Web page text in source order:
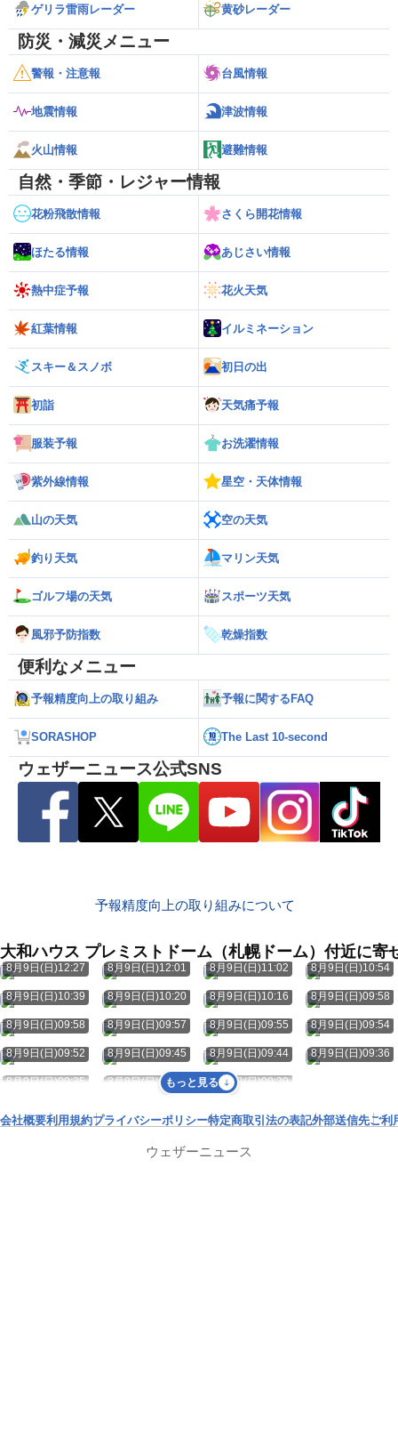
ゲリラ雷雨レーダー 黄砂レーダー
防災・減災メニュー
警報・注意報 台風情報
地震情報 津波情報
火山情報 避難情報
自然・季節・レジャー情報
花粉飛散情報 さくら開花情報
ほたる情報 あじさい情報
熱中症予報 花火天気
紅葉情報 イルミネーション
スキー＆スノボ 初日の出
初詣 天気痛予報
服装予報 お洗濯情報
紫外線情報 星空・天体情報
山の天気 空の天気
釣り天気 マリン天気
ゴルフ場の天気 スポーツ天気
風邪予防指数 乾燥指数
便利なメニュー
予報精度向上の取り組み 予報に関するFAQ
SORASHOP The Last 10-second
ウェザーニュース公式SNS
予報精度向上の取り組みについて
大和ハウス プレミストドーム（札幌ドーム）付近に寄
8月9日(日)12:27 8月9日(日)12:01 8月9日(日)11:02 8月9日(日)10:54
8月9日(日)10:39 8月9日(日)10:20 8月9日(日)10:16 8月9日(日)09:58
8月9日(日)09:58 8月9日(日)09:57 8月9日(日)09:55 8月9日(日)09:54
8月9日(日)09:52 8月9日(日)09:45 8月9日(日)09:44 8月9日(日)09:36
8月9日(日)09:35 8月9日(日)09:30 8月9日(日)09:29
もっと見る
会社概要利用規約プライバシーポリシー特定商取引法の表記外部送信先ご利
ウェザーニュース